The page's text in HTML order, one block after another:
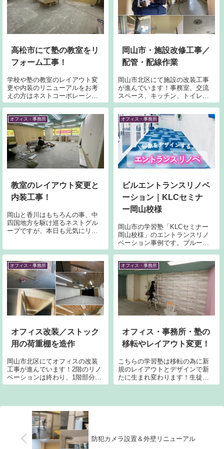
高松市にて塾の教室をリ
フォーム工事！
学校や塾の教室のレイアウト変
更や内装のリニューアルをお考
えの方はネストコーポレーショ
ンへお任せください。岡山県や
は対応可能となっております。
学習塾のリフォームやリノベー
ションはぜひお任せください！
岡山市・施設改修工事／
配管・配線作業
岡山市北区にて施設の改装工事
が進んでいます！事務室、交流
スペース、キッチン、トイレな
ど各部屋の解体と下地造作もほ
り回しも続いています。
オフィス・事務所
教室のレイアウト変更と
内装工事！
岡山と香川はもちろんの事、中
四国地方を駆け巡るネストグル
ープですが、本日も元気にリノ
ィファニーブルー色にリニュー
アルです。オシャレさと可愛さ
もありでテンション少なからず
上がります。 後々、タッチペイ
ントで塗り残しやムラなどを最
終仕上げしていくのも重要とな
ります。
オフィス・事務所
ビルエントランスリノベ
ーション｜KLCセミナ
ー岡山校様
岡山市の学習塾「KLCセミナー
岡山校様」のエントランスリノ
ベーション事例です。ブルーで
統一した爽やかな空間や、学習
す。学習塾やオフィスの空間リ
ノベーションはネストコーポレ
ーションへお気軽にご相談くだ
オフィス・事務所
オフィス改装／ストック
用の荷重棚を造作
岡山市北区にてオフィスの改装
工事が進んでいます！2階のリノ
ベーションは終わり、1階部分で
ストック用の荷重棚を造作で
事で強度を保持していきます。
ブレ留めや歪みにも強い設計に
しました。と言っても棟梁の提
案です。
オフィス・事務所
オフィス・事務所・塾の
移転やレイアウト変更！
こちらの学習塾は移転の為に新
規のレイアウトとデザインで新
たに生まれ変わります！生徒さ
んたちが先生から学ぶ教室があ
は慎重さが重要です。
防犯カメラ設置＆外壁リニューアル